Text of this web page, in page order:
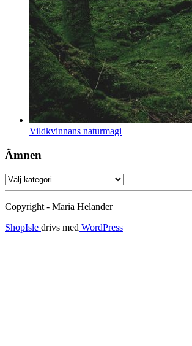
Vildkvinnans naturmagi
Ämnen
Ämnen
Copyright - Maria Helander
ShopIsle drivs med WordPress